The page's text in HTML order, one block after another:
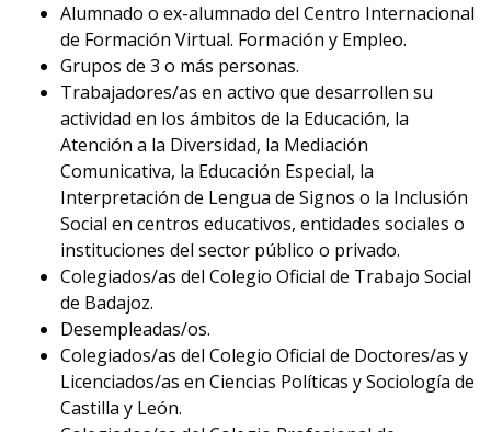
Alumnado o ex-alumnado del Centro Internacional
de Formación Virtual. Formación y Empleo.
Grupos de 3 o más personas.
Trabajadores/as en activo que desarrollen su
actividad en los ámbitos de la Educación, la
Atención a la Diversidad, la Mediación
Comunicativa, la Educación Especial, la
Interpretación de Lengua de Signos o la Inclusión
Social en centros educativos, entidades sociales o
instituciones del sector público o privado.
Colegiados/as del Colegio Oficial de Trabajo Social
de Badajoz.
Desempleadas/os.
Colegiados/as del Colegio Oficial de Doctores/as y
Licenciados/as en Ciencias Políticas y Sociología de
Castilla y León.